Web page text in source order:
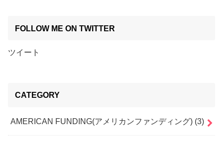
FOLLOW ME ON TWITTER
ツイート
CATEGORY
AMERICAN FUNDING(アメリカンファンディング) (3)